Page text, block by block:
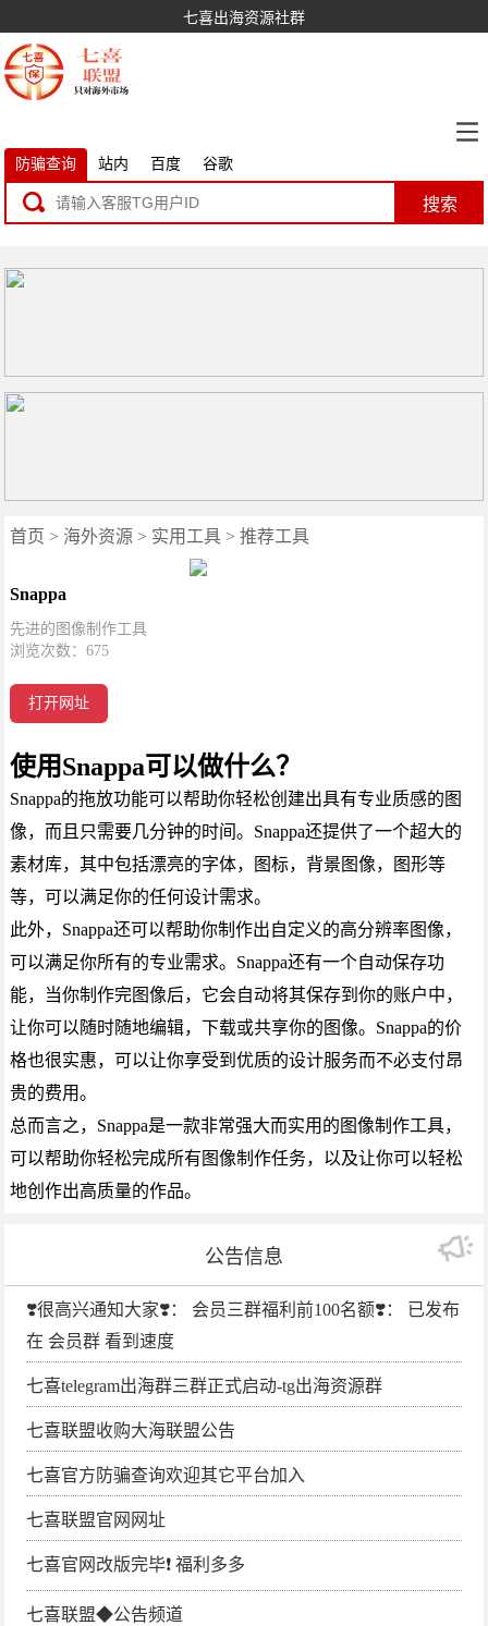
七喜出海资源社群
防骗查询 站内 百度 谷歌
搜索
首页 > 海外资源 > 实用工具 >推荐工具
Snappa
先进的图像制作工具
浏览次数：675
打开网址
使用Snappa可以做什么？
Snappa的拖放功能可以帮助你轻松创建出具有专业质感的图
像，而且只需要几分钟的时间。Snappa还提供了一个超大的
素材库，其中包括漂亮的字体，图标，背景图像，图形等
等，可以满足你的任何设计需求。
此外，Snappa还可以帮助你制作出自定义的高分辨率图像，
可以满足你所有的专业需求。Snappa还有一个自动保存功
能，当你制作完图像后，它会自动将其保存到你的账户中，
让你可以随时随地编辑，下载或共享你的图像。Snappa的价
格也很实惠，可以让你享受到优质的设计服务而不必支付昂
贵的费用。
总而言之，Snappa是一款非常强大而实用的图像制作工具，
可以帮助你轻松完成所有图像制作任务，以及让你可以轻松
地创作出高质量的作品。
公告信息
❣️很高兴通知大家❣️： 会员三群福利前100名额❣️： 已发布
在 会员群 看到速度
七喜telegram出海群三群正式启动-tg出海资源群
七喜联盟收购大海联盟公告
七喜官方防骗查询欢迎其它平台加入
七喜联盟官网网址
七喜官网改版完毕❗️ 福利多多
七喜联盟◆公告频道